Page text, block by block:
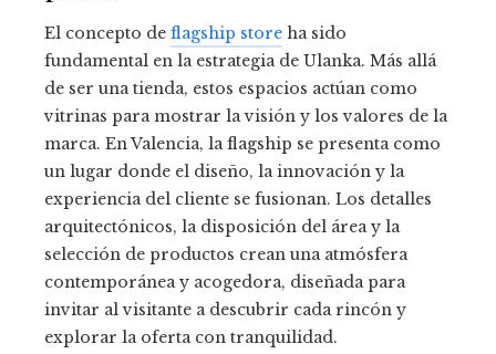
El concepto de flagship store ha sido
fundamental en la estrategia de Ulanka. Más allá
de ser una tienda, estos espacios actúan como
vitrinas para mostrar la visión y los valores de la
marca. En Valencia, la flagship se presenta como
un lugar donde el diseño, la innovación y la
experiencia del cliente se fusionan. Los detalles
arquitectónicos, la disposición del área y la
selección de productos crean una atmósfera
contemporánea y acogedora, diseñada para
invitar al visitante a descubrir cada rincón y
explorar la oferta con tranquilidad.